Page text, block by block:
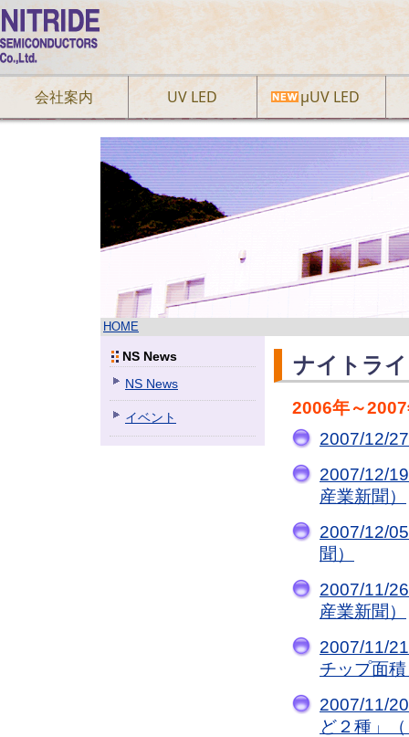
会社案内 UV LED µUV LED
HOME
NS News
NS News
イベント
ナイトラ
2006年～
2007/12/
2007/12/
産業新聞）
2007/12/
聞）
2007/11/
産業新聞）
2007/11/
チップ面
2007/11/
ど２種」